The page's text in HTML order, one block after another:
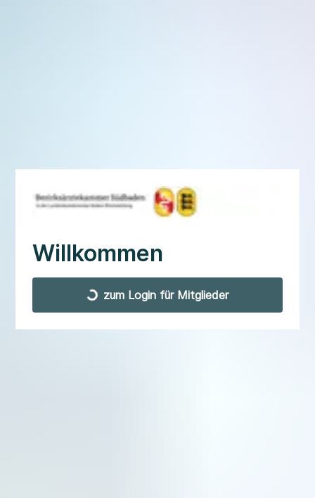
Willkommen
zum Login für Mitglieder